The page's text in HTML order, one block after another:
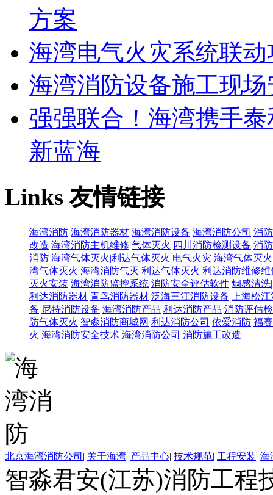
方案
海湾电气火灾系统联
海湾消防设备施工现
强强联合！海湾携手
新蓝海
Links友情链接
海湾消防 海湾消防器材 海湾消防设备 海湾消防公司 消
改造 海湾消防主机维修 气体灭火 四川消防检测设备 消
消防 海湾气体灭火|利达气体灭火 电气火灾 海湾气体灭
湾气体灭火 海湾消防气灭 利达气体灭火 利达消防维修维
灭火安装 海湾消防监控系统 消防安全评估软件 烟感清洗
利达消防器材 青鸟消防器材 泛海三江消防设备 上海松江
备 尼特消防设备 海湾消防产品 利达消防产品 消防评估
防气体灭火 智淼消防商城网 利达消防公司 依爱消防 福
火 海湾消防安全技术 海湾消防公司 消防施工改造
北京海湾消防公司 关于海湾 产品中心 技术规范 工程安装 海
智淼君安(江苏)消防工程